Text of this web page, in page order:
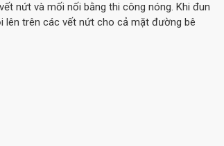
nứt và mối nối bằng thi công nóng. Khi đun
lên trên các vết nứt cho cả mặt đường bê